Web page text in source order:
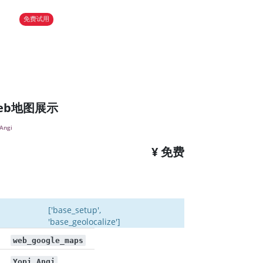
免费试用
地图展示
¥ 免费
['base_setup',
'base_geolocalize']
web_google_maps
Yopi Angi